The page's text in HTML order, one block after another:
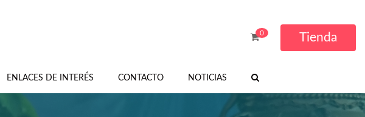
Tienda
0
ENLACES DE INTERÉS CONTACTO NOTICIAS